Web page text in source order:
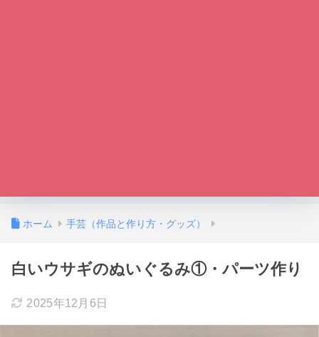
ホーム 手芸（作品と作り方・グッズ）
白いウサギのぬいぐるみ①・パーツ作り
2025年12月6日